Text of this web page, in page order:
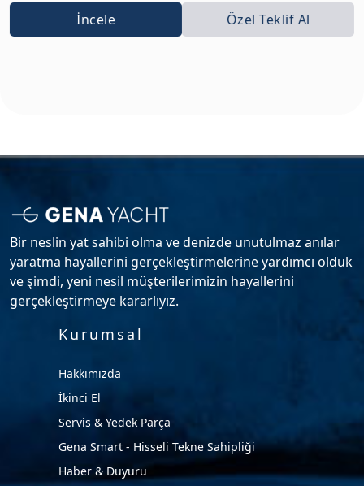
İncele Özel Teklif Al
Bir neslin yat sahibi olma ve denizde unutulmaz anılar
yaratma hayallerini gerçekleştirmelerine yardımcı olduk
ve şimdi, yeni nesil müşterilerimizin hayallerini
gerçekleştirmeye kararlıyız.
Kurumsal
Hakkımızda
İkinci El
Servis & Yedek Parça
Gena Smart - Hisseli Tekne Sahipliği
Haber & Duyuru